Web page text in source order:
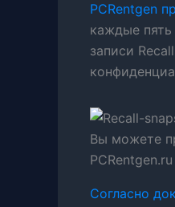
PCRentgen
каждые
записи
Вы можете
PCRentgen.ru
Согласно